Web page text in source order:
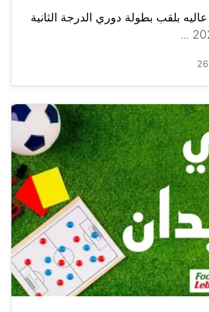
عاليه بلقب بطولة دوري الدرجة الثانية